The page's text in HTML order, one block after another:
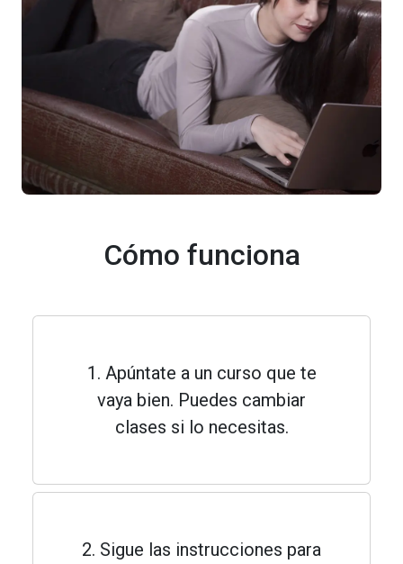
Cómo funciona
1. Apúntate a un curso que te
vaya bien. Puedes cambiar
clases si lo necesitas.
2. Sigue las instrucciones para